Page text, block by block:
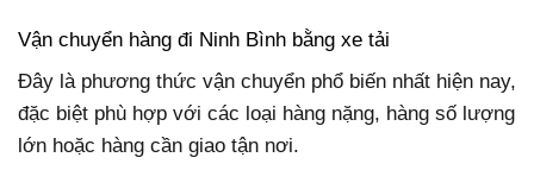
Vận chuyển hàng đi Ninh Bình bằng xe tải
Đây là phương thức vận chuyển phổ biến nhất hiện nay,
đặc biệt phù hợp với các loại hàng nặng, hàng số lượng
lớn hoặc hàng cần giao tận nơi.